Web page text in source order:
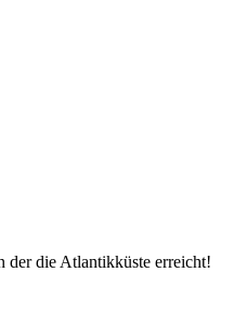
der die Atlantikküste erreicht!